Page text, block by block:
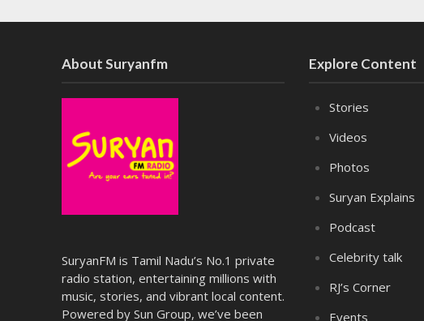
About Suryanfm
SuryanFM is Tamil Nadu’s No.1 private
radio station, entertaining millions with
music, stories, and vibrant local content.
Powered by Sun Group, we’ve been
Explore Content
Stories
Videos
Photos
Suryan Explains
Podcast
Celebrity talk
RJ’s Corner
Events